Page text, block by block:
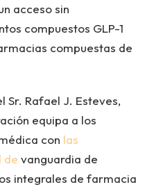
acceso sin
compuestos GLP-1
compuestas de
Sr. Rafael J. Esteves,
equipa a los
con las
de vanguardia de
integrales de farmacia